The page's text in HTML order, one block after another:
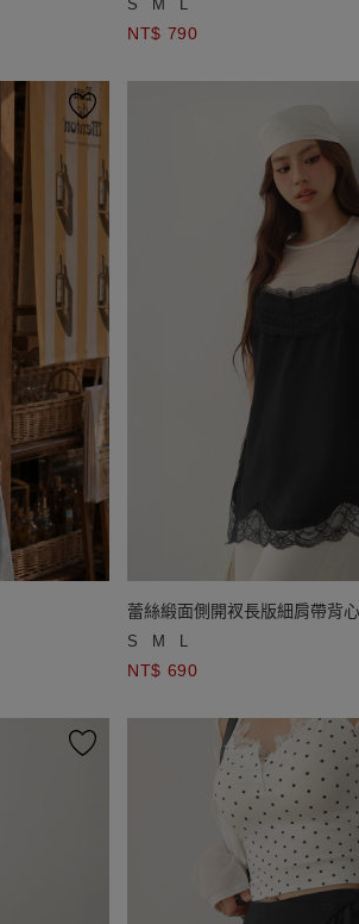
S M
NT$ 790
蕾絲緞面側開衩長版細肩帶背心
S M L
NT$ 690